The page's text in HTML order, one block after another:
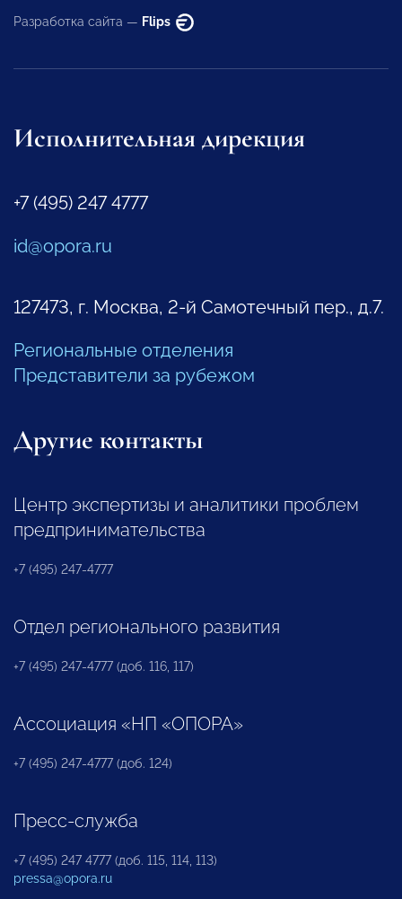
Разработка сайта — Flips
Исполнительная дирекция
+7 (495) 247 4777
id@opora.ru
127473, г. Москва, 2-й Самотечный пер., д.7.
Региональные отделения
Представители за рубежом
Другие контакты
Центр экспертизы и аналитики проблем
предпринимательства
+7 (495) 247-4777
Отдел регионального развития
+7 (495) 247-4777 (доб. 116, 117)
Ассоциация «НП «ОПОРА»
+7 (495) 247-4777 (доб. 124)
Пресс-служба
+7 (495) 247 4777 (доб. 115, 114, 113)
pressa@opora.ru